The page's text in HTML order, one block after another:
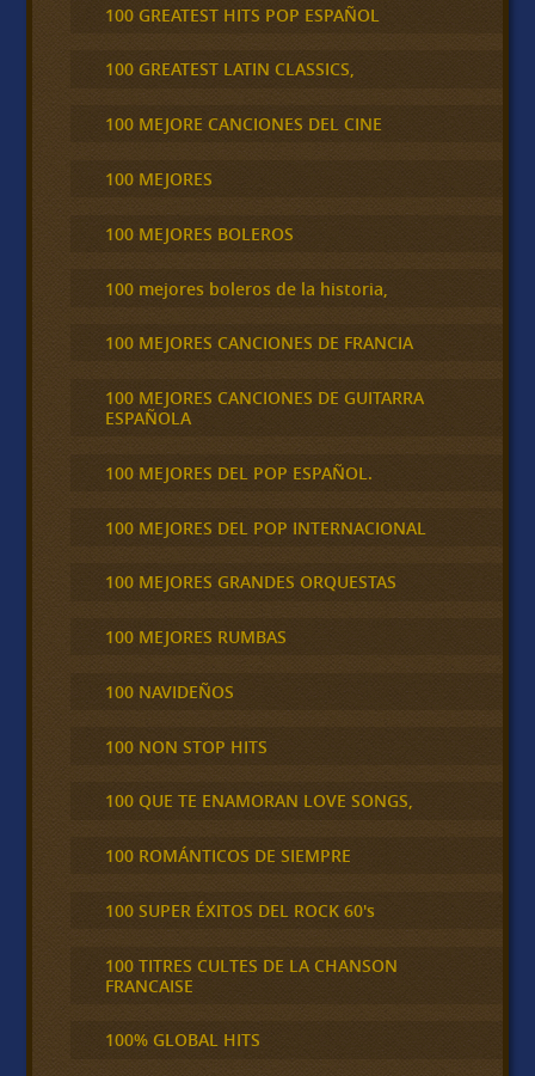
100 GREATEST HITS POP ESPAÑOL
100 GREATEST LATIN CLASSICS,
100 MEJORE CANCIONES DEL CINE
100 MEJORES
100 MEJORES BOLEROS
100 mejores boleros de la historia,
100 MEJORES CANCIONES DE FRANCIA
100 MEJORES CANCIONES DE GUITARRA
ESPAÑOLA
100 MEJORES DEL POP ESPAÑOL.
100 MEJORES DEL POP INTERNACIONAL
100 MEJORES GRANDES ORQUESTAS
100 MEJORES RUMBAS
100 NAVIDEÑOS
100 NON STOP HITS
100 QUE TE ENAMORAN LOVE SONGS,
100 ROMÁNTICOS DE SIEMPRE
100 SUPER ÉXITOS DEL ROCK 60's
100 TITRES CULTES DE LA CHANSON
FRANCAISE
100% GLOBAL HITS